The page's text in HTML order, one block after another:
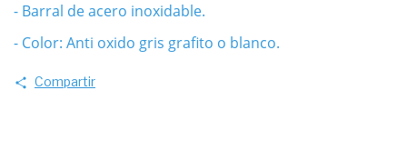
- Barral de acero inoxidable.
- Color: Anti oxido gris grafito o blanco.
Compartir